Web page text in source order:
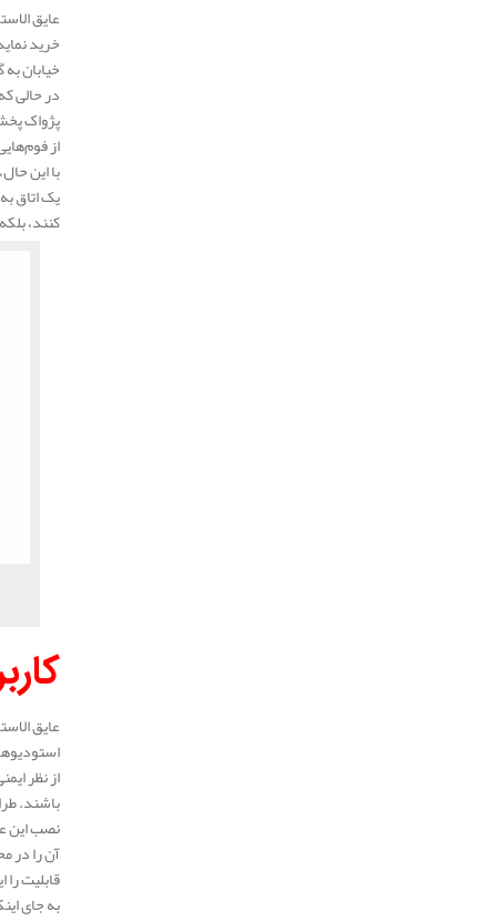
عایق
خرید
خیابان
در حالی
پژواک
از
با این
یک اتاق
کنند،
عایق
از نظر
باشند.
نصب این
آن را در
قابلیت
به جای